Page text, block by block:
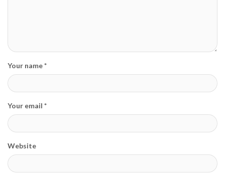
Your name *
Your email *
Website